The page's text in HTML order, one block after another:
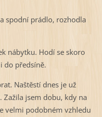
spodní prádlo, rozhodla
nábytku. Hodí se skoro
do předsíně.
Naštěstí dnes je už
jsem dobu, kdy na
velmi podobném vzhledu